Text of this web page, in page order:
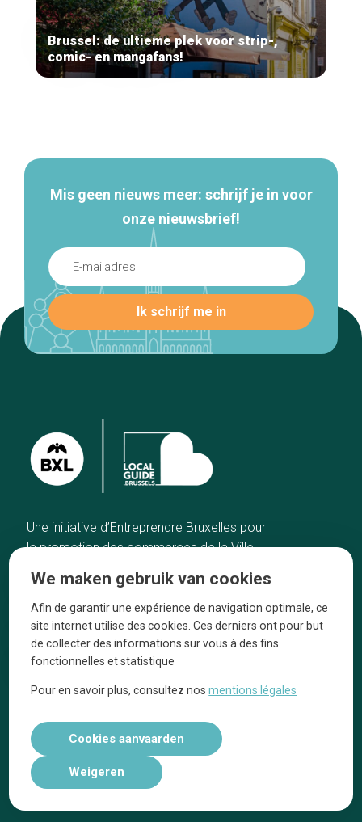
Brussel: de ultieme plek voor strip-,
comic- en mangafans!
Mis geen nieuws meer: schrijf je in voor
onze nieuwsbrief!
Une initiative d’Entreprendre Bruxelles pour
la promotion des commerces de la Ville
Home
De beste adressen
Blog
Winkelwijken
Tops 10
De ambachtslieden
Over ons
Ze praten over ons!
kennisgevingen
We maken gebruik van cookies
Afin de garantir une expérience de navigation optimale, ce
site internet utilise des cookies. Ces derniers ont pour but
de collecter des informations sur vous à des fins
fonctionnelles et statistique
Pour en savoir plus, consultez nosmentions légales
Cookies aanvaarden
Weigeren